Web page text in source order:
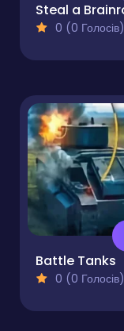
0 (0 Голосів)
Battle Tanks
0 (0 Голосів)